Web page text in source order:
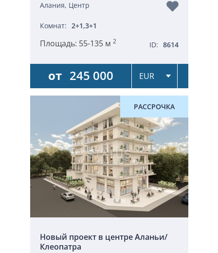
Алания, Центр
Комнат: 2+1,3+1
Площадь: 55-135 м 2 ID: 8614
от 245 000
РАССРОЧКА
Новый проект в центре Аланьи/
Клеопатра